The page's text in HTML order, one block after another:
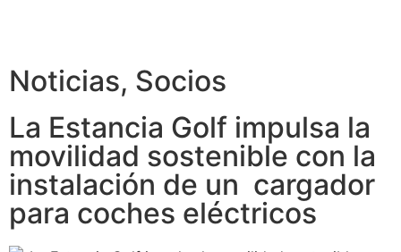
Noticias, Socios
La Estancia Golf impulsa la
movilidad sostenible con la
instalación de un cargador
para coches eléctricos